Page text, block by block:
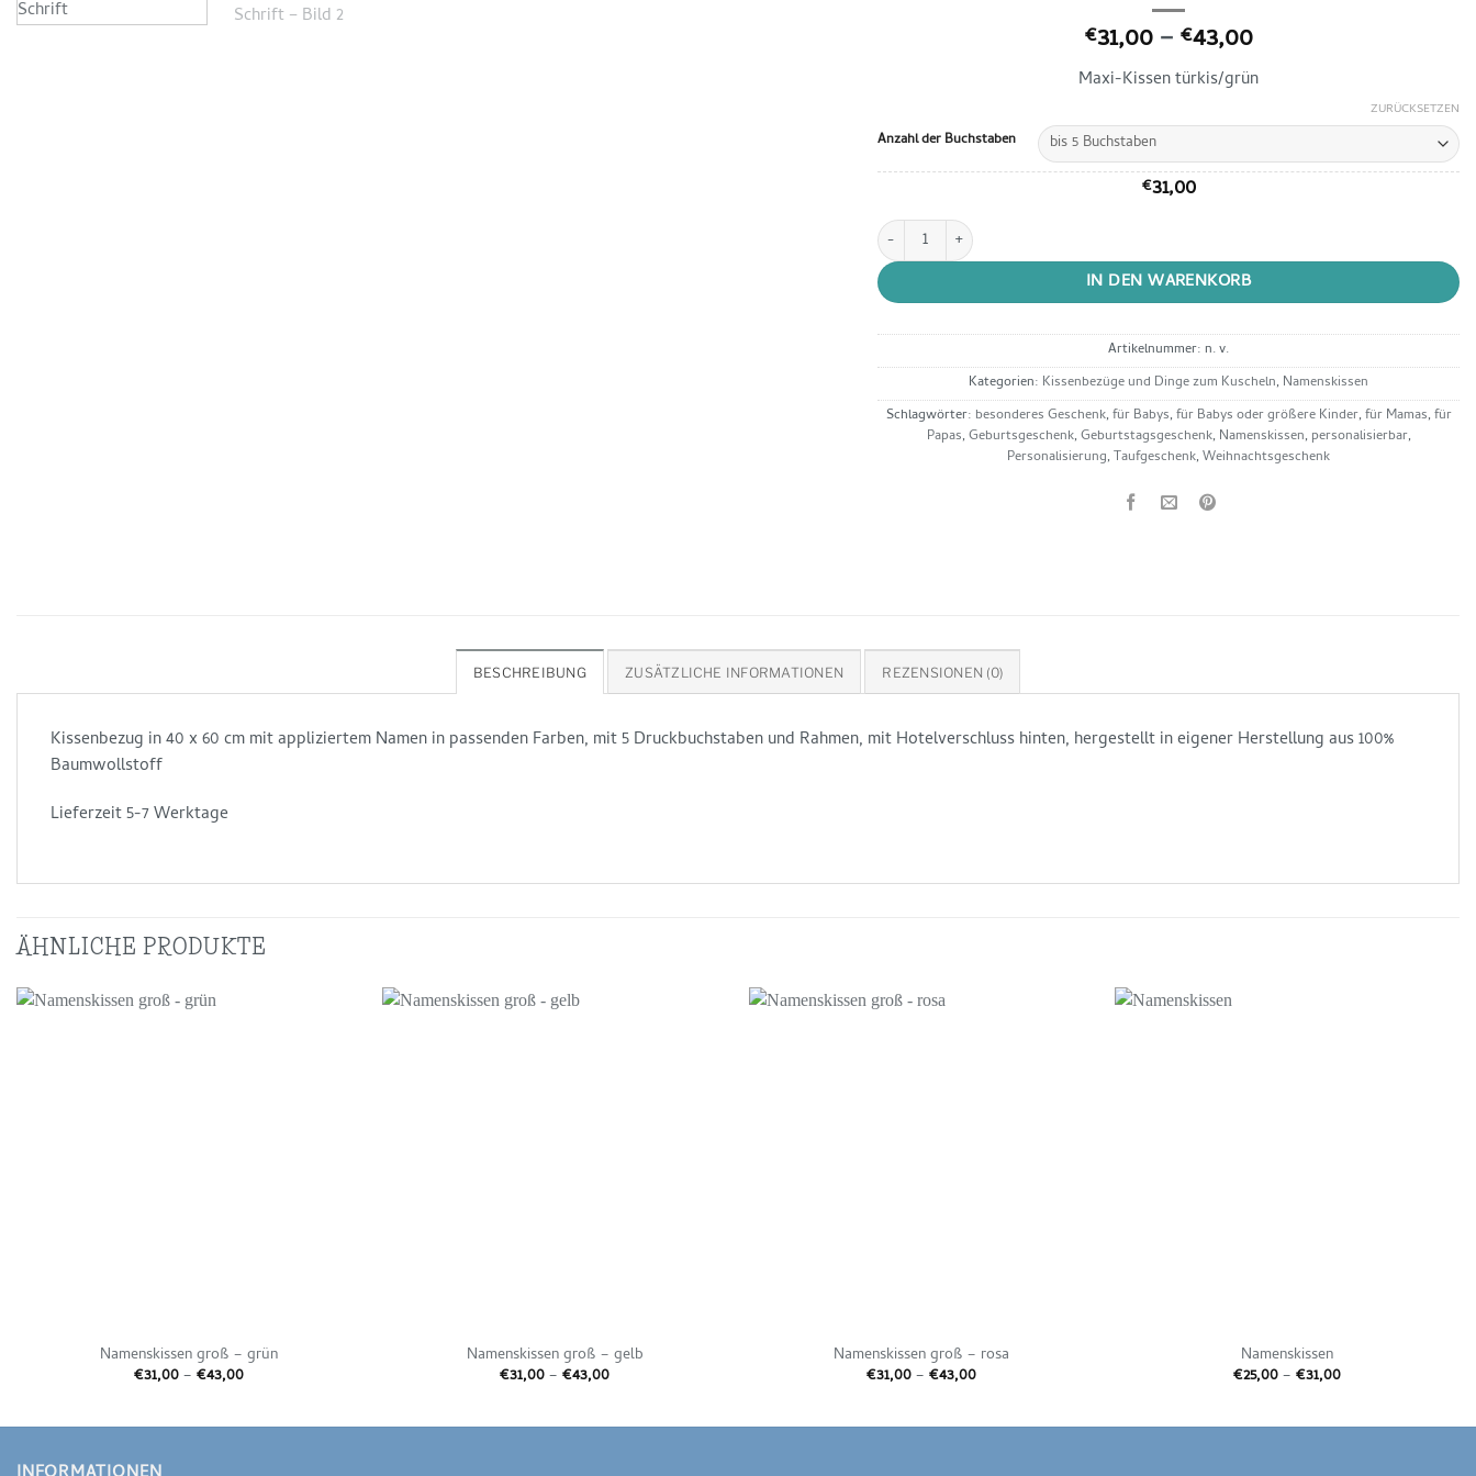
€31,00– €43,00Preisspanne:
€31,00
bis
€43,00
Maxi-Kissen türkis/grün
Anzahl der Buchstaben
ZURÜCKSETZEN
€31,00
Namenskissen groß - grün mit blau türkiser Schrift Menge
IN DEN WARENKORB
Artikelnummer: n. v.
Kategorien: Kissenbezüge und Dinge zum Kuscheln, Namenskissen
Schlagwörter: besonderes Geschenk, für Babys, für Babys oder größere Kinder, für Mamas, für
Papas, Geburtsgeschenk, Geburtstagsgeschenk, Namenskissen, personalisierbar,
Personalisierung, Taufgeschenk, Weihnachtsgeschenk
BESCHREIBUNG ZUSÄTZLICHE INFORMATIONEN REZENSIONEN (0)
Kissenbezug in 40 x 60 cm mit appliziertem Namen in passenden Farben, mit 5 Druckbuchstaben und Rahmen, mit Hotelverschluss hinten, hergestellt in eigener Herstellung aus 100%
Baumwollstoff
Lieferzeit 5-7 Werktage
ÄHNLICHE PRODUKTE
Namenskissen groß – grün
€31,00– €43,00Preisspanne:
Namenskissen groß – gelb
€31,00–€43,00Preisspanne:
Namenskissen groß – rosa
€31,00– €43,00Preisspanne:
Namenskissen
€25,00–€31,00Preisspanne: